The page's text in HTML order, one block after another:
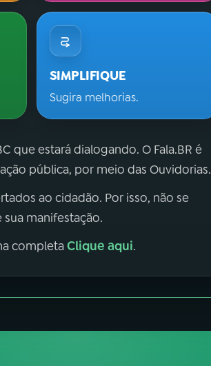
SIMPLIFIQUE
Sugira melhorias.
que estará dialogando. O Fala.BR é
pública, por meio das Ouvidorias.
ao cidadão. Por isso, não se
manifestação.
completaClique aqui.